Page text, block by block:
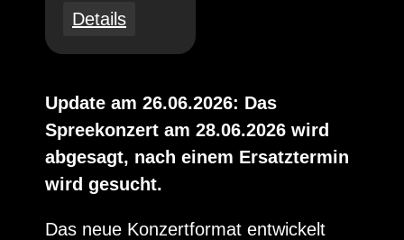
Details
Update am 26.06.2026: Das
Spreekonzert am 28.06.2026 wird
abgesagt, nach einem Ersatztermin
wird gesucht.
Das neue Konzertformat entwickelt